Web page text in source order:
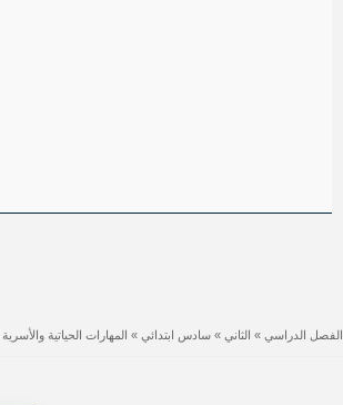
الفصل الدراسي » الثاني » سادس ابتدائي » المهارات الحياتية والأسرية